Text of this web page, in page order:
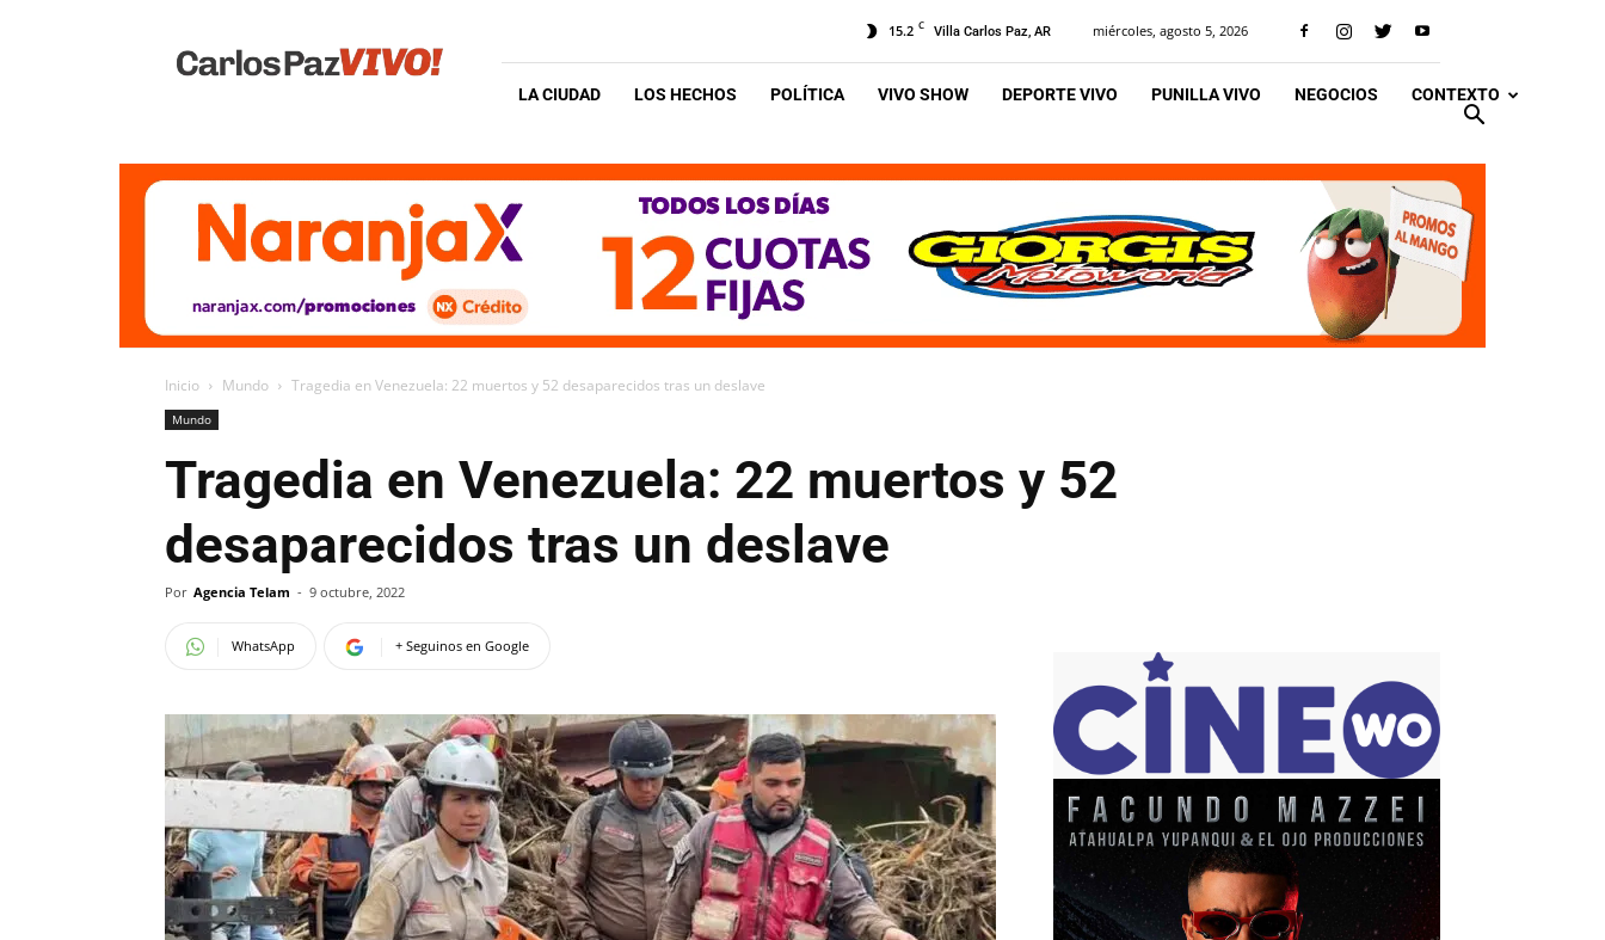
Vivo
15.2 C Villa Carlos Paz, AR miércoles, agosto 5, 2026
LA CIUDAD LOS HECHOS POLÍTICA VIVO SHOW DEPORTE VIVO PUNILLA VIVO NEGOCIOS CONTEXTO
Inicio Mundo Tragedia en Venezuela: 22 muertos y 52 desaparecidos tras un deslave
Mundo
Tragedia en Venezuela: 22 muertos y 52
desaparecidos tras un deslave
Por Agencia Telam - 9 octubre, 2022
WhatsApp + Seguinos en Google